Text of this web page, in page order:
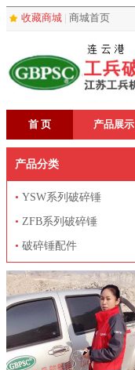
收藏商城 | 商城首页
首 页 产品展示
产品分类
• YSW系列破碎锤
• ZFB系列破碎锤
• 破碎锤配件